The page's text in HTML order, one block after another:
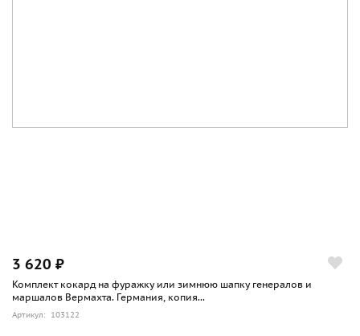
3 620 ₽
Комплект кокард на фуражку или зимнюю шапку генералов и
маршалов Вермахта. Германия, копия...
Артикул: 103122